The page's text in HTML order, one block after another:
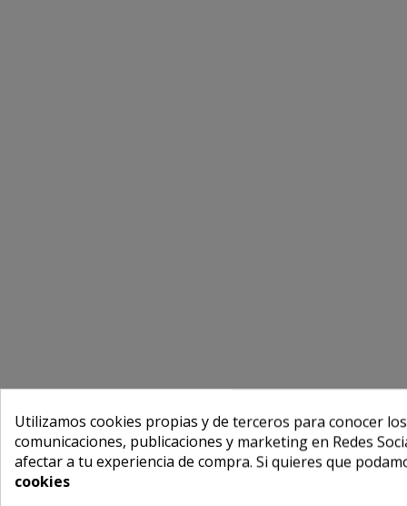
Utilizamos cookies propias y de terceros para conocer
comunicaciones, publicaciones y marketing en Redes
afectar a tu experiencia de compra. Si quieres que
cookies